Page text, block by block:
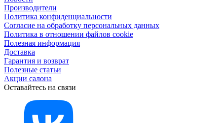
Производители
Политика конфиденциальности
Согласие на обработку персональных данных
Политика в отношении файлов cookie
Полезная информация
Доставка
Гарантия и возврат
Полезные статьи
Акции салона
Оставайтесь на связи